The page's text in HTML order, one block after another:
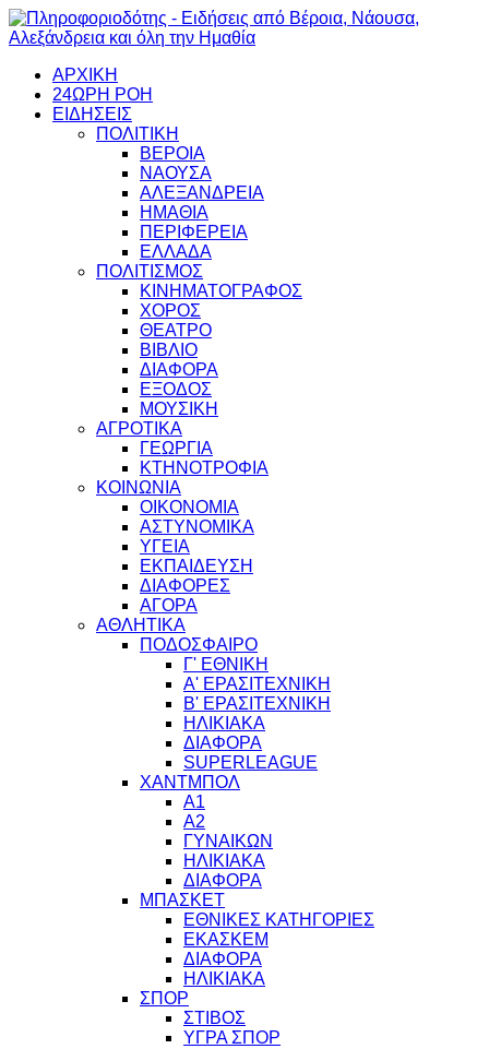
ΑΡΧΙΚΗ
24ΩΡΗ ΡΟΗ
ΕΙΔΗΣΕΙΣ
ΠΟΛΙΤΙΚΗ
ΒΕΡΟΙΑ
ΝΑΟΥΣΑ
ΑΛΕΞΑΝΔΡΕΙΑ
ΗΜΑΘΙΑ
ΠΕΡΙΦΕΡΕΙΑ
ΕΛΛΑΔΑ
ΠΟΛΙΤΙΣΜΟΣ
ΚΙΝΗΜΑΤΟΓΡΑΦΟΣ
ΧΟΡΟΣ
ΘΕΑΤΡΟ
ΒΙΒΛΙΟ
ΔΙΑΦΟΡΑ
ΕΞΟΔΟΣ
ΜΟΥΣΙΚΗ
ΑΓΡΟΤΙΚΑ
ΓΕΩΡΓΙΑ
ΚΤΗΝΟΤΡΟΦΙΑ
ΚΟΙΝΩΝΙΑ
ΟΙΚΟΝΟΜΙΑ
ΑΣΤΥΝΟΜΙΚΑ
ΥΓΕΙΑ
ΕΚΠΑΙΔΕΥΣΗ
ΔΙΑΦΟΡΕΣ
ΑΓΟΡΑ
ΑΘΛΗΤΙΚΑ
ΠΟΔΟΣΦΑΙΡΟ
Γ' ΕΘΝΙΚΗ
Α' ΕΡΑΣΙΤΕΧΝΙΚΗ
Β' ΕΡΑΣΙΤΕΧΝΙΚΗ
ΗΛΙΚΙΑΚΑ
ΔΙΑΦΟΡΑ
SUPERLEAGUE
ΧΑΝΤΜΠΟΛ
Α1
Α2
ΓΥΝΑΙΚΩΝ
ΗΛΙΚΙΑΚΑ
ΔΙΑΦΟΡΑ
ΜΠΑΣΚΕΤ
ΕΘΝΙΚΕΣ ΚΑΤΗΓΟΡΙΕΣ
ΕΚΑΣΚΕΜ
ΔΙΑΦΟΡΑ
ΗΛΙΚΙΑΚΑ
ΣΠΟΡ
ΣΤΙΒΟΣ
ΥΓΡΑ ΣΠΟΡ